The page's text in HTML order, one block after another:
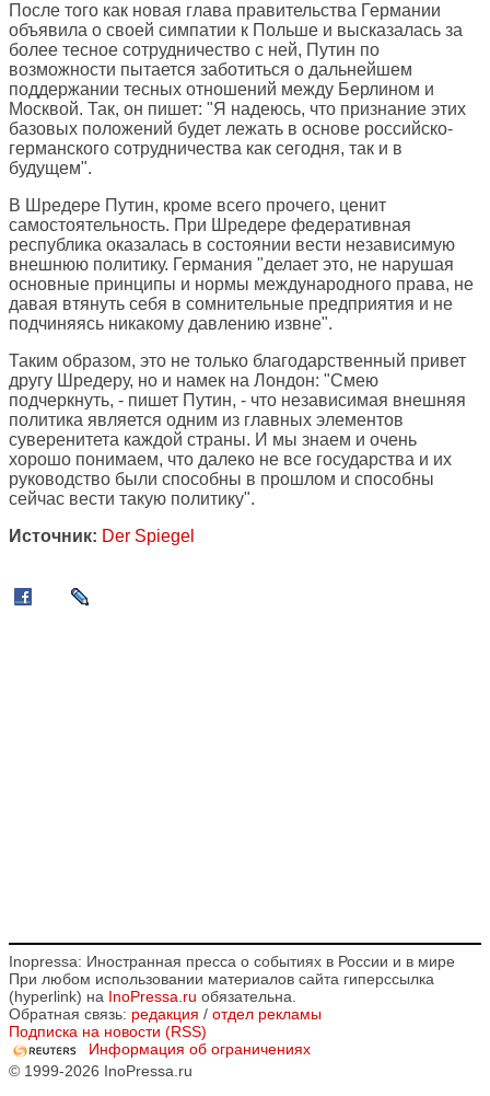
После того как новая глава правительства Германии
объявила о своей симпатии к Польше и высказалась за
более тесное сотрудничество с ней, Путин по
возможности пытается заботиться о дальнейшем
поддержании тесных отношений между Берлином и
Москвой. Так, он пишет: "Я надеюсь, что признание этих
базовых положений будет лежать в основе российско-
германского сотрудничества как сегодня, так и в
будущем".
В Шредере Путин, кроме всего прочего, ценит
самостоятельность. При Шредере федеративная
республика оказалась в состоянии вести независимую
внешнюю политику. Германия "делает это, не нарушая
основные принципы и нормы международного права, не
давая втянуть себя в сомнительные предприятия и не
подчиняясь никакому давлению извне".
Таким образом, это не только благодарственный привет
другу Шредеру, но и намек на Лондон: "Смею
подчеркнуть, - пишет Путин, - что независимая внешняя
политика является одним из главных элементов
суверенитета каждой страны. И мы знаем и очень
хорошо понимаем, что далеко не все государства и их
руководство были способны в прошлом и способны
сейчас вести такую политику".
Источник: Der Spiegel
Inopressa: Иностранная пресса о событиях в России и в мире
При любом использовании материалов сайта гиперссылка
(hyperlink) на InoPressa.ru обязательна.
Обратная связь: редакция / отдел рекламы
Подписка на новости (RSS)
Информация об ограничениях
© 1999-2026 InoPressa.ru